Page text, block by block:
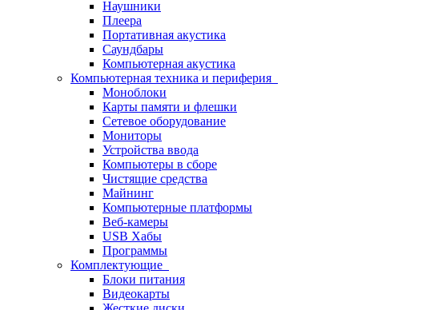
Наушники
Плеера
Портативная акустика
Саундбары
Компьютерная акустика
Компьютерная техника и периферия
Моноблоки
Карты памяти и флешки
Сетевое оборудование
Мониторы
Устройства ввода
Компьютеры в сборе
Чистящие средства
Майнинг
Компьютерные платформы
Веб-камеры
USB Хабы
Программы
Комплектующие
Блоки питания
Видеокарты